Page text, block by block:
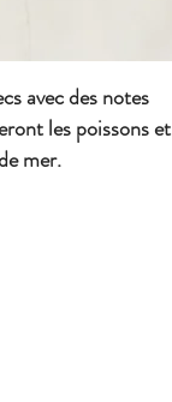
avec des notes
les poissons et
mer.